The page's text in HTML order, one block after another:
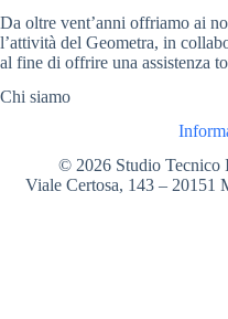
Da oltre vent’anni offriamo ai
l’attività del Geometra, in
al fine di offrire una assistenza
Chi siamo
© 2026 Studio Tecnico
Viale Certosa, 143 – 20151